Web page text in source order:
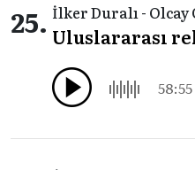
25. İlker Duralı - Olcay
Uluslararası
58:55